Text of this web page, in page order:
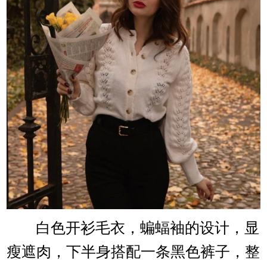
白色开衫毛衣，蝙蝠袖的设计，显
瘦遮肉，下半身搭配一条黑色裤子，整